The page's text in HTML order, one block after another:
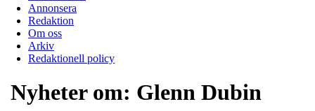
Annonsera
Redaktion
Om oss
Arkiv
Redaktionell policy
Nyheter om: Glenn Dubin